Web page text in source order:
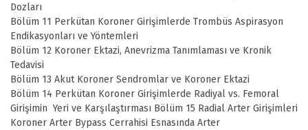
Dozları
Bölüm 11 Perkütan Koroner Girişimlerde Trombüs Aspirasyon
Endikasyonları ve Yöntemleri
Bölüm 12 Koroner Ektazi, Anevrizma Tanımlaması ve Kronik
Tedavisi
Bölüm 13 Akut Koroner Sendromlar ve Koroner Ektazi
Bölüm 14 Perkütan Koroner Girişimlerde Radiyal vs. Femoral
Girişimin Yeri ve Karşılaştırması Bölüm 15 Radial Arter Girişimleri
Koroner Arter Bypass Cerrahisi Esnasında Arter